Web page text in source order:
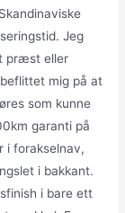
Jeg
præst eller
mig på at
som kunne
garanti på
i forakselnav,
i bakkant.
i bare ett